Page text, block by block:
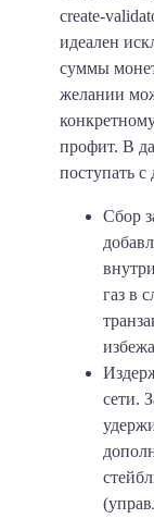
create-
идеален
суммы
желании
профит. В
поступать с
Сбор
газ в
сети.